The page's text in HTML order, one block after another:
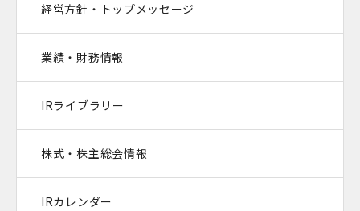
経営方針・トップメッセージ
業績・財務情報
IRライブラリー
株式・株主総会情報
IRカレンダー